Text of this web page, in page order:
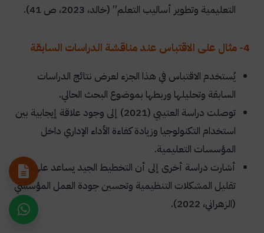
التعليمية وتطوير أساليب التعلم” (خالد، 2023، ص 41).
4- مثال على الاقتباس عند مناقشة الدراسات السابقة
يُستخدم الاقتباس في هذا الجزء لعرض نتائج الدراسات
السابقة وتحليلها وربطها بموضوع البحث الحالي.
توصلت دراسة العتيبي (2021) إلى وجود علاقة إيجابية بين
استخدام التكنولوجيا وزيادة كفاءة الأداء الإداري داخل
المؤسسات التعليمية.
أشارت دراسة أخرى إلى أن التخطيط الجيد يساعد على
تقليل المشكلات التنظيمية وتحسين جودة العمل المؤسسي
(الزهراني، 2022).